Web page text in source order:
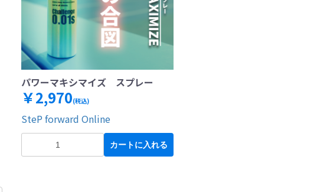
パワーマキシマイズ スプレー
￥2,970(税込)
SteP forward Online
カートに入れる